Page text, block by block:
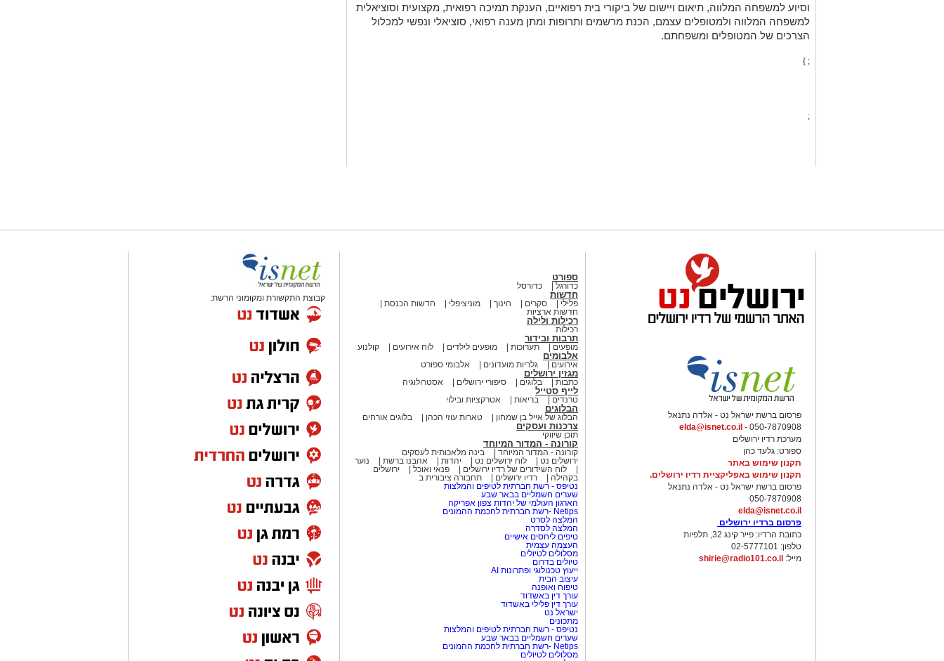
וסיוע למשפחה המלווה, תיאום ויישום של ביקורי בית רפואיים, הענקת תמיכה רפואית, מקצועית וסוציאלית
למשפחה המלווה ולמטופלים עצמם, הכנת מרשמים ותרופות ומתן מענה רפואי, סוציאלי ונפשי למכלול
הצרכים של המטופלים ומשפחתם.
; }
;
פרסום ברשת ישראל נט - אלדה נתנאל
050-7870908 -
elda@isnet.co.il
מערכת רדיו ירושלים
ספורט: גלעד כהן
תקנון שימוש באתר
תקנון שימוש באפליקציית רדיו ירושלים.
פרסום ברשת ישראל נט - אלדה נתנאל
050-7870908
elda@isnet.co.il
פרסום ברדיו ירושלים
כתובת הרדיו: פייר קינג 32, תלפיות
טלפון: 02-5777101
מייל: shirie@radio101.co.il
ספורט
כדורגל כדורסל
חדשות
פלילי סקרים חינוך מוניציפלי
חדשות הכנסת
חדשות ארציות
רכילות ולילה
רכילות
תרבות ובידור
מופעים תערוכות מופעים לילדים לוח אירועים קולנוע
אלבומים
אירועים גלריות מועדונים אלבומי ספורט
מגזין ירושלים
כתבות בלוגים סיפורי ירושלים אסטרולוגיה
לייף סטייל
טרנדים בריאות אטרקציות ובילוי
הבלוגים
הבלוג של אייל בן שמחון טארות עוזי הכהן בלוגים אורחים
צרכנות ועסקים
תוכן שיווקי
קורונה - המדור המיוחד
קורונה - המדור המיוחד
בינה מלאכותית לעסקים
ירושלים נט
לוח ירושלים נט יהדות אהבנו ברשת
נוער
לוח השידורים של רדיו ירושלים
פנאי ואוכל
ירושלים
בקהילה
רדיו ירושלים
תחבורה ציבורית ב
נטיפס - רשת חברתית לטיפים והמלצות
שערים חשמליים בבאר שבע
הארגון העולמי של יהדות צפון אפריקה
Netips -רשת חברתית לחכמת ההמונים
המלצה לסרט
המלצה לסדרה
טיפים ליחסים אישיים
העצמה עצמית
מסלולים לטיולים
טיולים בדרום
ייעוץ טכנולוגי ופתרונות AI
עיצוב הבית
טיפוח ואופנה
עורך דין באשדוד
עורך דין פלילי באשדוד
ישראל נט
מתכונים
נטיפס - רשת חברתית לטיפים והמלצות
שערים חשמליים בבאר שבע
Netips -רשת חברתית לחכמת ההמונים
מסלולים לטיולים
קבוצת התקשורת ומקומוני הרשת: